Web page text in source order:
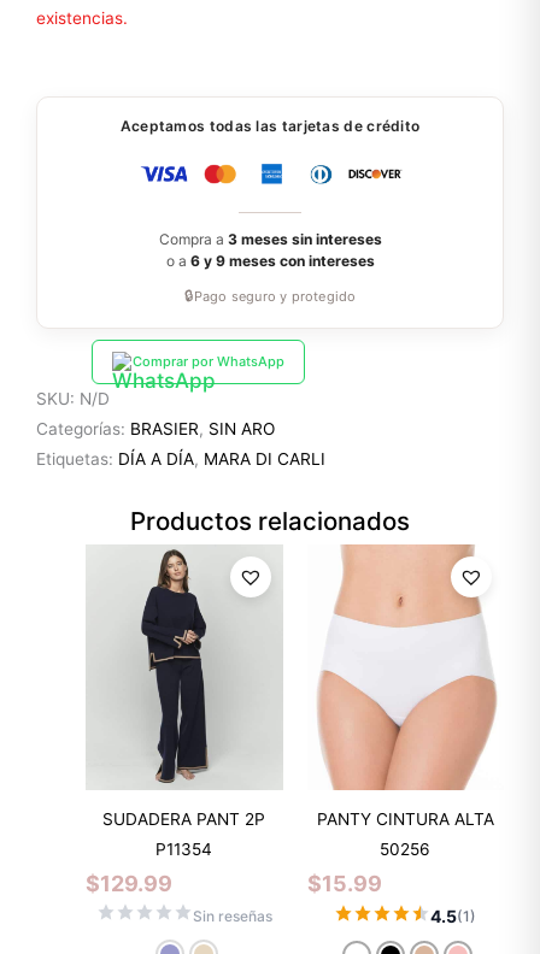
existencias.
Aceptamos todas las tarjetas de crédito
Compra a 3 meses sin intereses
o a 6 y 9 meses con intereses
🔒Pago seguro y protegido
Comprar por WhatsApp
SKU: N/D
Categorías: BRASIER, SIN ARO
Etiquetas: DÍA A DÍA, MARA DI CARLI
Productos relacionados
SUDADERA PANT 2P
P11354
$129.99
Sin reseñas
PANTY CINTURA ALTA
50256
$15.99
4.5(1)